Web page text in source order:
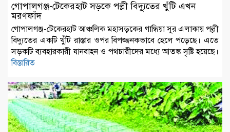
গোপালগঞ্জ-টেকেরহাট সড়কে পল্লী বিদ্যুতের খুঁটি এখন
মরণফাঁদ
গোপালগঞ্জ-টেকেরহাট আঞ্চলিক মহাসড়কের গান্ধিয়া সুর এলাকায় পল্লী
বিদ্যুতের একটি খুঁটি রাস্তার ওপর বিপজ্জনকভাবে হেলে পড়েছে। এতে
সড়কটি ব্যবহারকারী যানবাহন ও পথচারীদের মধ্যে আতঙ্ক সৃষ্টি হয়েছে।
বিস্তারিত